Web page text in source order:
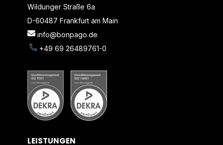
Wildunger Straße 6a
D-60487 Frankfurt am Main
info@bonpago.de
+49 69 26489761-0
LEISTUNGEN